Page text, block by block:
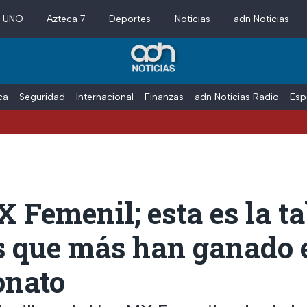
Azteca 7 Deportes Noticias adn Noticias
Seguridad Internacional Finanzas adn Noticias Radio
Femenil; esta es la
que más han ganado